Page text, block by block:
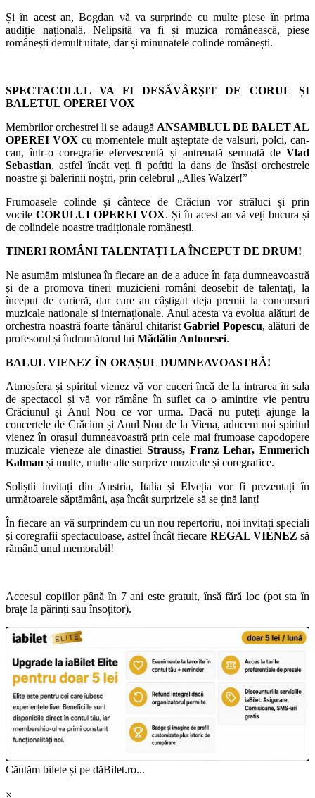
Și în acest an, Bogdan vă va surprinde cu multe piese în prima
audiție națională. Nelipsită va fi și muzica românească, piese
românești demult uitate, dar și minunatele colinde românești.
SPECTACOLUL VA FI DESĂVÂRȘIT DE CORUL ȘI
BALETUL OPEREI VOX
Membrilor orchestrei li se adaugă ANSAMBLUL DE BALET AL
OPEREI VOX cu momentele mult așteptate de valsuri, polci, can-
can, într-o coregrafie efervescentă și antrenată semnată de Vlad
Sebastian, astfel încât veți fi poftiți la dans de însăși orchestrele
noastre și balerinii noștri, prin celebrul „Alles Walzer!”
Frumoasele colinde și cântece de Crăciun vor străluci și prin
vocile CORULUI OPEREI VOX. Și în acest an vă veți bucura și
de colindele noastre tradiționale românești.
TINERI ROMÂNI TALENTAȚI LA ÎNCEPUT DE DRUM!
Ne asumăm misiunea în fiecare an de a aduce în fața dumneavoastră
și de a promova tineri muzicieni români deosebit de talentați, la
început de carieră, dar care au câștigat deja premii la concursuri
muzicale naționale și internaționale. Anul acesta va evolua alături de
orchestra noastră foarte tânărul chitaristGabriel Popescu, alături de
profesorul și îndrumătorul lui Mădălin Antonesei.
BALUL VIENEZ ÎN ORAȘUL DUMNEAVOASTRĂ!
Atmosfera și spiritul vienez vă vor cuceri încă de la intrarea în sala
de spectacol și vă vor rămâne în suflet ca o amintire vie pentru
Crăciunul și Anul Nou ce vor urma. Dacă nu puteți ajunge la
concertele de Crăciun și Anul Nou de la Viena, aducem noi spiritul
vienez în orașul dumneavoastră prin cele mai frumoase capodopere
muzicale vieneze ale dinastiei Strauss, Franz Lehar, Emmerich
Kalman și multe, multe alte surprize muzicale și coregrafice.
Soliștii invitați din Austria, Italia și Elveția vor fi prezentați în
următoarele săptămâni, așa încât surprizele să se țină lanț!
În fiecare an vă surprindem cu un nou repertoriu, noi invitați speciali
și coregrafii spectaculoase, astfel încât fiecare REGAL VIENEZ să
rămână unul memorabil!
Accesul copiilor până în 7 ani este gratuit, însă fără loc (pot sta în
brațe la părinți sau însoțitor).
Căutăm bilete și pe dăBilet.ro...
×